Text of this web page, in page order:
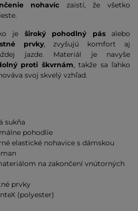
nohavíc zaistí, že všetko
je široký pohodlný pásalebo
prvky, zvyšujú komfort aj
jazde. Materiál je navyše
proti škvrnám, takže sa ľahko
svoj skvelý vzhľad.
sukňa
pohodlie
elastické nohavice s dámskou
na zakončení vnútorných
prvky
(polyester)